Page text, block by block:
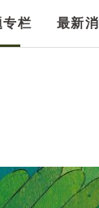
专栏 最新